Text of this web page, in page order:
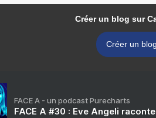
Créer un blog sur
Créer un blog
FACE A - un podcast Purecharts
FACE A #30 : Eve Angeli